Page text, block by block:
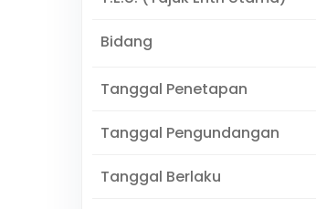
Bidang
Tanggal Penetapan
Tanggal Pengundangan
Tanggal Berlaku